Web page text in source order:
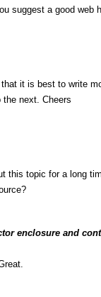
suggest a good web
it is best to write
next. Cheers
this topic for a long
enclosure and